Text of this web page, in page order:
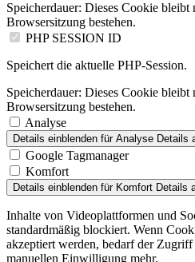
Speicherdauer: Dieses Cookie bleibt
Browsersitzung bestehen.
PHP SESSION ID
Speichert die aktuelle PHP-Session.
Speicherdauer: Dieses Cookie bleibt
Browsersitzung bestehen.
Analyse
Details einblenden für Analyse Details
Google Tagmanager
Komfort
Details einblenden für Komfort Details
Inhalte von Videoplattformen und
standardmäßig blockiert. Wenn
akzeptiert werden, bedarf der
manuellen Einwilligung mehr.